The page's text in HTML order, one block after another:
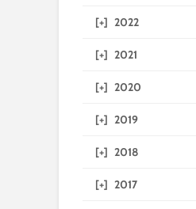
[+] 2022
[+] 2021
[+] 2020
[+] 2019
[+] 2018
[+] 2017